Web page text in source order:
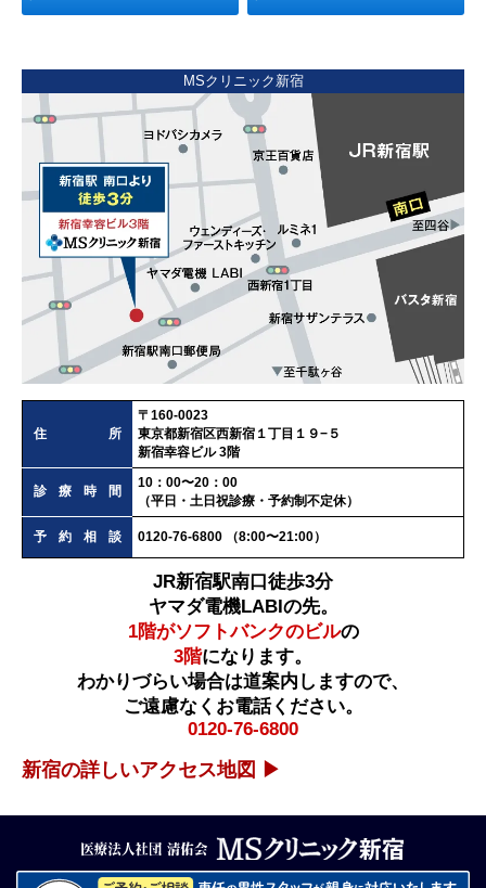
MSクリニック新宿
住所
〒160-0023
東京都新宿区西新宿１丁目１９−５
新宿幸容ビル 3階
診療時間
10：00〜20：00
（平日・土日祝診療・予約制不定休）
予約相談 0120-76-6800 （8:00〜21:00）
JR新宿駅南口徒歩3分
ヤマダ電機LABIの先。
1階がソフトバンクのビルの
3階になります。
わかりづらい場合は道案内しますので、
ご遠慮なくお電話ください。
0120-76-6800
新宿の詳しいアクセス地図 ▶